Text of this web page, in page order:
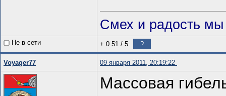
Смех и радость
Не в сети + 0.51 / 5 ?
Voyager77 09 января 2011, 20:19:22
Массовая